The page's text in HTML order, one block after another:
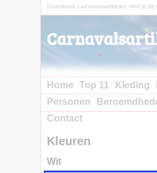
Goedkope carnavalsartikelen vind je bij
Home Top 11 Kleding
Personen
Contact
Kleuren
Wit